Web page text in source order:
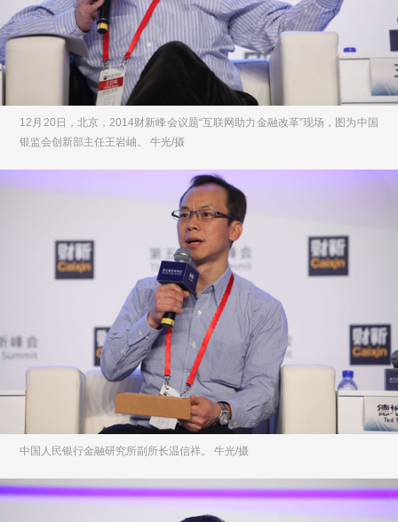
12月20日，北京，2014财新峰会议题“互联网助力金融改革”现场，图为中国
银监会创新部主任王岩岫。 牛光/摄
中国人民银行金融研究所副所长温信祥。 牛光/摄